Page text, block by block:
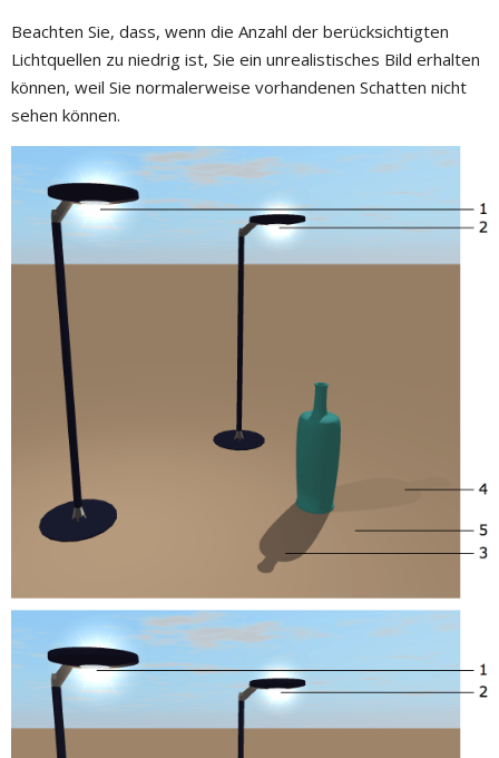
Beachten Sie, dass, wenn die Anzahl der berücksichtigten
Lichtquellen zu niedrig ist, Sie ein unrealistisches Bild erhalten
können, weil Sie normalerweise vorhandenen Schatten nicht
sehen können.